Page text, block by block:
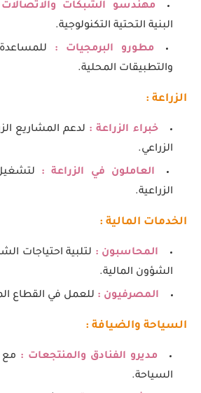
مهندسو الشبكات
البنية التحتية التكنولوجية.
مطورو البرمجيات :
والتطبيقات المحلية.
الزراعة :
خبراء الزراعة : لدعم المشاريع
الزراعي.
العاملون في الزراعة :
الزراعية.
الخدمات المالية :
المحاسبون : لتلبية احتياجات
الشؤون المالية.
المصرفيون : للعمل في القطاع
السياحة والضيافة :
مديرو الفنادق والمنتجعات : مع
السياحة.